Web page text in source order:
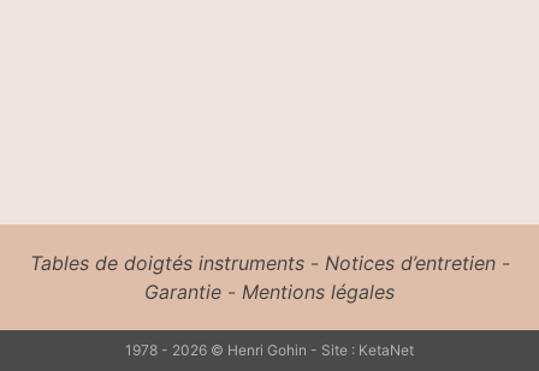
Tables de doigtés instruments- Notices d’entretien-
Garantie - Mentions légales
1978 - 2026 © Henri Gohin - Site : KetaNet